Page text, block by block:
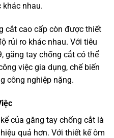
khác nhau.
cắt cao cấp còn được thiết
rủi ro khác nhau. Với tiêu
găng tay chống cắt có thể
việc gia dụng, chế biến
công nghiệp nặng.
của găng tay chống cắt là
quả hơn. Với thiết kế ôm